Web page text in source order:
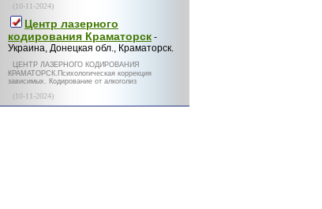
(10-11-2024)
Центр лазерного
кодирования Краматорск -
Украина, Донецкая обл., Краматорск.
ЦЕНТР ЛАЗЕРНОГО КОДИРОВАНИЯ
КРАМАТОРСК.Психологическая коррекция
зависимых. Кодирование от алкоголиз
(10-11-2024)